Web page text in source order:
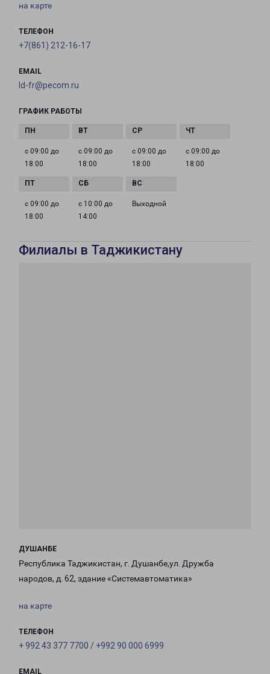
на карте
ТЕЛЕФОН
+7(861) 212-16-17
EMAIL
ld-fr@pecom.ru
ГРАФИК РАБОТЫ
с 09:00 до
18:00
с 09:00 до
18:00
с 09:00 до
18:00
с 09:00 до
18:00
с 09:00 до
18:00
с 10:00 до
14:00
Выходной
Филиалы в Таджикистану
ДУШАНБЕ
Республика Таджикистан, г. Душанбе,ул. Дружба
народов, д. 62, здание «Системавтоматика»
на карте
ТЕЛЕФОН
+ 992 43 377 7700 / +992 90 000 6999
EMAIL